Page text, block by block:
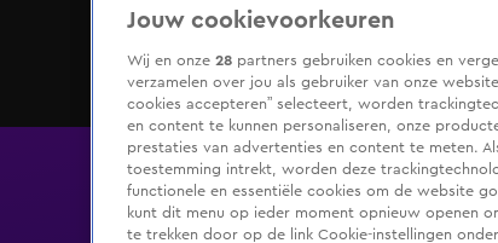
Jouw cookievoorkeuren
Wij en onze 28 partners gebruiken cookies en
verzamelen over jou als gebruiker van onze
cookies accepteren” selecteert, worden
en content te kunnen personaliseren, onze
prestaties van advertenties en content te meten.
toestemming intrekt, worden deze
functionele en essentiële cookies om de website
kunt dit menu op ieder moment opnieuw openen
te trekken door op de link Cookie-instellingen